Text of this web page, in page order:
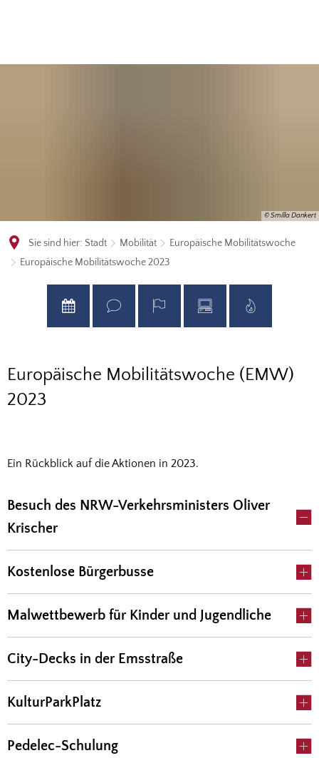
© Smilla Dankert
Sie sind hier: Stadt Mobilität
Europäische Mobilitätswoche
Europäische Mobilitätswoche 2023
Europäische
Mobilitätswoche
Europäische Mobilitätswoche (EMW)
2023
Ein Rückblick auf die Aktionen in 2023.
Besuch des NRW-Verkehrsministers Oliver
Krischer
Kostenlose Bürgerbusse
Malwettbewerb für Kinder und Jugendliche
City-Decks in der Emsstraße
KulturParkPlatz
Pedelec-Schulung